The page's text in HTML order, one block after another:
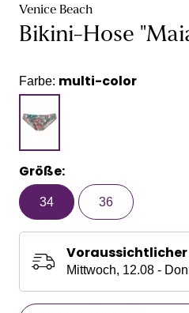
Venice Beach
Bikini-Hose
Farbe: multi-color
Größe:
34 36
Mittwoch, 12.08 -